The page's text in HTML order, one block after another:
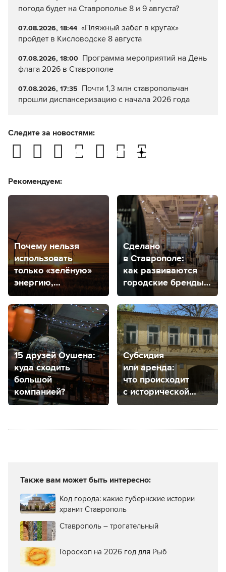
погода будет на Ставрополье 8 и 9 августа?
07.08.2026, 18:44 «Пляжный забег в кругах»
пройдет в Кисловодске 8 августа
07.08.2026, 18:00 Программа мероприятий на День
флага 2026 в Ставрополе
07.08.2026, 17:35 Почти 1,3 млн ставропольчан
прошли диспансеризацию с начала 2026 года
Следите за новостями:
Рекомендуем:
Почему нельзя
использовать
только «зелёную»
энергию,
рассказали
специалисты
Ставрополья
Сделано
в Ставрополе:
как развиваются
городские бренды
одежды?
15 друзей Оушена:
куда сходить
большой
компанией?
Субсидия
или аренда:
что происходит
с исторической
усадьбой
в Ставрополе?
Также вам может быть интересно:
Код города: какие губернские истории
хранит Ставрополь
Ставрополь – трогательный
Гороскоп на 2026 год для Рыб